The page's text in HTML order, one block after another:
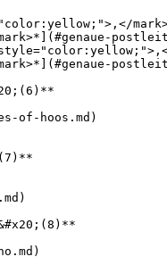
of-hoos.md)